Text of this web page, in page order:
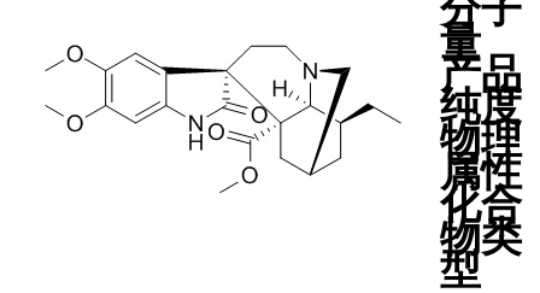
量
产品
纯度
物理
属性
化合
物类
型